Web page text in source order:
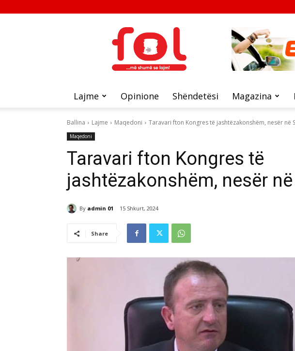
FOL
Lajme Opinione Shëndetësi Magazina
Ballina Lajme Maqedoni Taravari fton Kongres të jashtëzakonshëm, nesër në
Maqedoni
Taravari fton Kongres të
jashtëzakonshëm, nesër
By admin 01 15 Shkurt, 2024
Share